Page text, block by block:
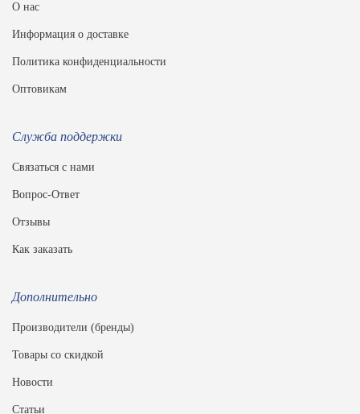
О нас
Информация о доставке
Политика конфиденциальности
Оптовикам
Служба поддержки
Связаться с нами
Вопрос-Ответ
Отзывы
Как заказать
Дополнительно
Производители (бренды)
Товары со скидкой
Новости
Статьи